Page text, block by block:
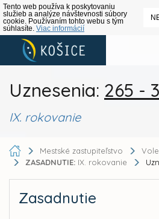
Tento web používa k poskytovaniu
služieb a analýze návštevnosti súbory
cookie. Používaním tohto webu s tým
súhlasíte. Viac informácií
Uznesenia: 265 -
IX. rokovanie
Mestské zastupiteľstvo
ZASADNUTIE: IX. rokovanie
Zasadnutie